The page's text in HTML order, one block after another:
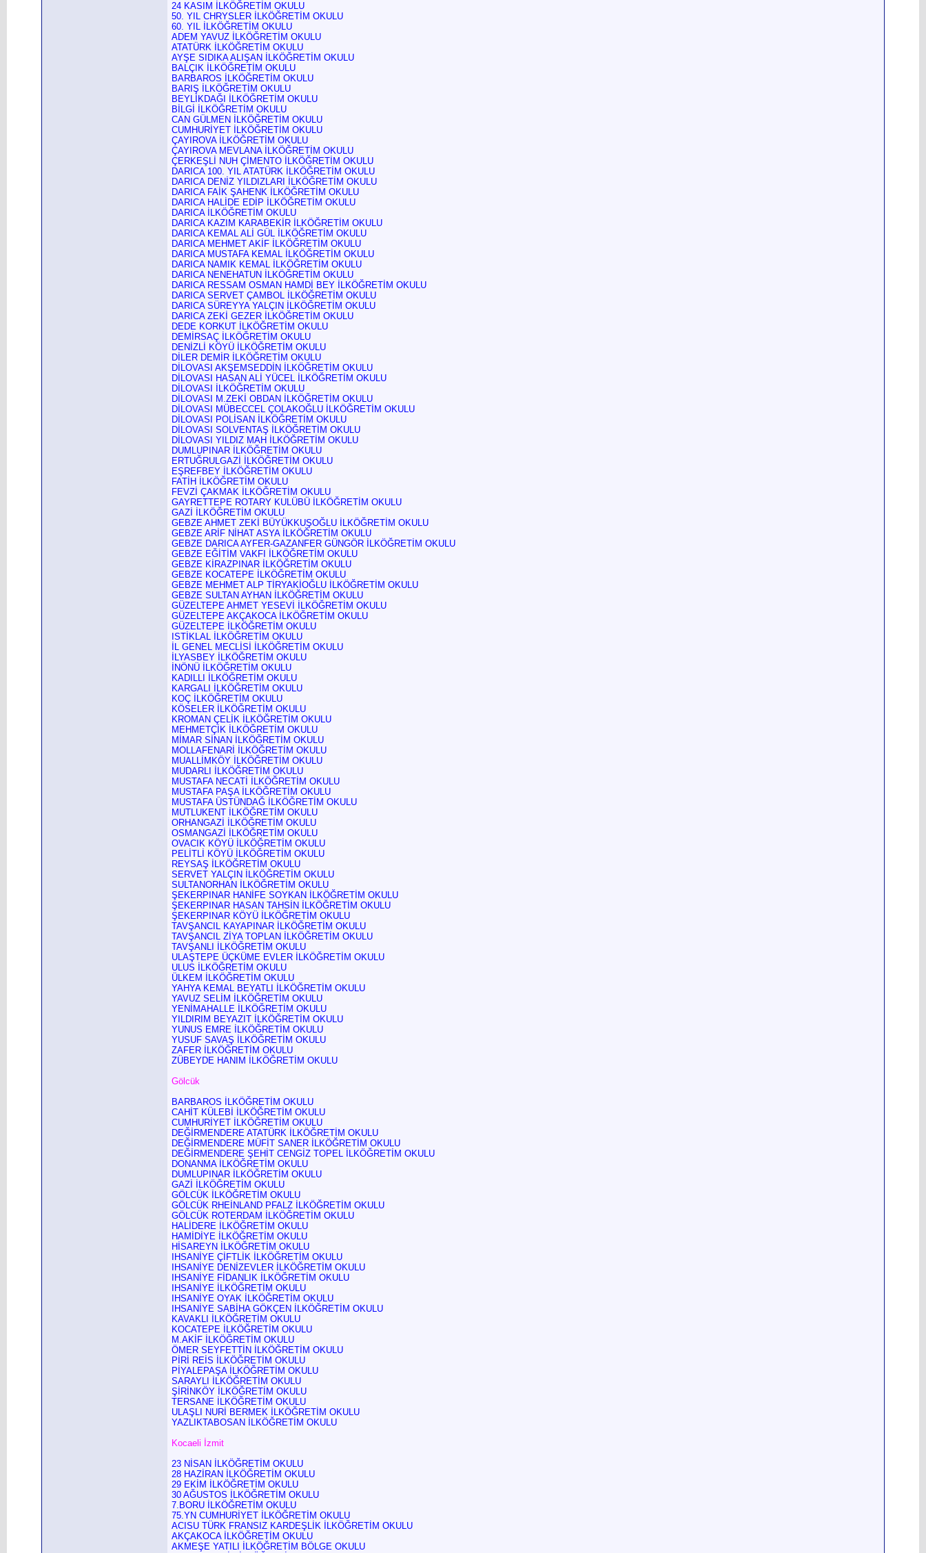
24 KASIM İLKÖĞRETİM OKULU
50. YIL CHRYSLER İLKÖĞRETİM OKULU
60. YIL İLKÖĞRETİM OKULU
ADEM YAVUZ İLKÖĞRETİM OKULU
ATATÜRK İLKÖĞRETİM OKULU
AYŞE SIDIKA ALIŞAN İLKÖĞRETİM OKULU
BALÇIK İLKÖĞRETİM OKULU
BARBAROS İLKÖĞRETİM OKULU
BARIŞ İLKÖĞRETİM OKULU
BEYLİKDAĞI İLKÖĞRETİM OKULU
BİLGİ İLKÖĞRETİM OKULU
CAN GÜLMEN İLKÖĞRETİM OKULU
CUMHURİYET İLKÖĞRETİM OKULU
ÇAYIROVA İLKÖĞRETİM OKULU
ÇAYIROVA MEVLANA İLKÖĞRETİM OKULU
ÇERKEŞLİ NUH ÇİMENTO İLKÖĞRETİM OKULU
DARICA 100. YIL ATATÜRK İLKÖĞRETİM OKULU
DARICA DENİZ YILDIZLARI İLKÖĞRETİM OKULU
DARICA FAİK ŞAHENK İLKÖĞRETİM OKULU
DARICA HALİDE EDİP İLKÖĞRETİM OKULU
DARICA İLKÖĞRETİM OKULU
DARICA KAZIM KARABEKİR İLKÖĞRETİM OKULU
DARICA KEMAL ALİ GÜL İLKÖĞRETİM OKULU
DARICA MEHMET AKİF İLKÖĞRETİM OKULU
DARICA MUSTAFA KEMAL İLKÖĞRETİM OKULU
DARICA NAMIK KEMAL İLKÖĞRETİM OKULU
DARICA NENEHATUN İLKÖĞRETİM OKULU
DARICA RESSAM OSMAN HAMDİ BEY İLKÖĞRETİM OKULU
DARICA SERVET ÇAMBOL İLKÖĞRETİM OKULU
DARICA SÜREYYA YALÇIN İLKÖĞRETİM OKULU
DARICA ZEKİ GEZER İLKÖĞRETİM OKULU
DEDE KORKUT İLKÖĞRETİM OKULU
DEMİRSAÇ İLKÖĞRETİM OKULU
DENİZLİ KÖYÜ İLKÖĞRETİM OKULU
DİLER DEMİR İLKÖĞRETİM OKULU
DİLOVASI AKŞEMSEDDİN İLKÖĞRETİM OKULU
DİLOVASI HASAN ALİ YÜCEL İLKÖĞRETİM OKULU
DİLOVASI İLKÖĞRETİM OKULU
DİLOVASI M.ZEKİ OBDAN İLKÖĞRETİM OKULU
DİLOVASI MÜBECCEL ÇOLAKOĞLU İLKÖĞRETİM OKULU
DİLOVASI POLİSAN İLKÖĞRETİM OKULU
DİLOVASI SOLVENTAŞ İLKÖĞRETİM OKULU
DİLOVASI YILDIZ MAH İLKÖĞRETİM OKULU
DUMLUPINAR İLKÖĞRETİM OKULU
ERTUĞRULGAZİ İLKÖĞRETİM OKULU
EŞREFBEY İLKÖĞRETİM OKULU
FATİH İLKÖĞRETİM OKULU
FEVZİ ÇAKMAK İLKÖĞRETİM OKULU
GAYRETTEPE ROTARY KULÜBÜ İLKÖĞRETİM OKULU
GAZİ İLKÖĞRETİM OKULU
GEBZE AHMET ZEKİ BÜYÜKKUŞOĞLU İLKÖĞRETİM OKULU
GEBZE ARİF NİHAT ASYA İLKÖĞRETİM OKULU
GEBZE DARICA AYFER-GAZANFER GÜNGÖR İLKÖĞRETİM OKULU
GEBZE EĞİTİM VAKFI İLKÖĞRETİM OKULU
GEBZE KİRAZPINAR İLKÖĞRETİM OKULU
GEBZE KOCATEPE İLKÖĞRETİM OKULU
GEBZE MEHMET ALP TİRYAKİOĞLU İLKÖĞRETİM OKULU
GEBZE SULTAN AYHAN İLKÖĞRETİM OKULU
GÜZELTEPE AHMET YESEVİ İLKÖĞRETİM OKULU
GÜZELTEPE AKÇAKOCA İLKÖĞRETİM OKULU
GÜZELTEPE İLKÖĞRETİM OKULU
ISTİKLAL İLKÖĞRETİM OKULU
İL GENEL MECLİSİ İLKÖĞRETİM OKULU
İLYASBEY İLKÖĞRETİM OKULU
İNÖNÜ İLKÖĞRETİM OKULU
KADILLI İLKÖĞRETİM OKULU
KARGALI İLKÖĞRETİM OKULU
KOÇ İLKÖĞRETİM OKULU
KÖSELER İLKÖĞRETİM OKULU
KROMAN ÇELİK İLKÖĞRETİM OKULU
MEHMETÇİK İLKÖĞRETİM OKULU
MİMAR SİNAN İLKÖĞRETİM OKULU
MOLLAFENARİ İLKÖĞRETİM OKULU
MUALLİMKÖY İLKÖĞRETİM OKULU
MUDARLI İLKÖĞRETİM OKULU
MUSTAFA NECATİ İLKÖĞRETİM OKULU
MUSTAFA PAŞA İLKÖĞRETİM OKULU
MUSTAFA ÜSTÜNDAĞ İLKÖĞRETİM OKULU
MUTLUKENT İLKÖĞRETİM OKULU
ORHANGAZİ İLKÖĞRETİM OKULU
OSMANGAZİ İLKÖĞRETİM OKULU
OVACIK KÖYÜ İLKÖĞRETİM OKULU
PELİTLİ KÖYÜ İLKÖĞRETİM OKULU
REYSAŞ İLKÖĞRETİM OKULU
SERVET YALÇIN İLKÖĞRETİM OKULU
SULTANORHAN İLKÖĞRETİM OKULU
ŞEKERPINAR HANİFE SOYKAN İLKÖĞRETİM OKULU
ŞEKERPINAR HASAN TAHSİN İLKÖĞRETİM OKULU
ŞEKERPINAR KÖYÜ İLKÖĞRETİM OKULU
TAVŞANCIL KAYAPINAR İLKÖĞRETİM OKULU
TAVŞANCIL ZİYA TOPLAN İLKÖĞRETİM OKULU
TAVŞANLI İLKÖĞRETİM OKULU
ULAŞTEPE ÜÇKÜME EVLER İLKÖĞRETİM OKULU
ULUS İLKÖĞRETİM OKULU
ÜLKEM İLKÖĞRETİM OKULU
YAHYA KEMAL BEYATLI İLKÖĞRETİM OKULU
YAVUZ SELİM İLKÖĞRETİM OKULU
YENİMAHALLE İLKÖĞRETİM OKULU
YILDIRIM BEYAZIT İLKÖĞRETİM OKULU
YUNUS EMRE İLKÖĞRETİM OKULU
YUSUF SAVAŞ İLKÖĞRETİM OKULU
ZAFER İLKÖĞRETİM OKULU
ZÜBEYDE HANIM İLKÖĞRETİM OKULU
Gölcük
BARBAROS İLKÖĞRETİM OKULU
CAHİT KÜLEBİ İLKÖĞRETİM OKULU
CUMHURİYET İLKÖĞRETİM OKULU
DEĞİRMENDERE ATATÜRK İLKÖĞRETİM OKULU
DEĞİRMENDERE MÜFİT SANER İLKÖĞRETİM OKULU
DEĞİRMENDERE ŞEHİT CENGİZ TOPEL İLKÖĞRETİM OKULU
DONANMA İLKÖĞRETİM OKULU
DUMLUPINAR İLKÖĞRETİM OKULU
GAZİ İLKÖĞRETİM OKULU
GÖLCÜK İLKÖĞRETİM OKULU
GÖLCÜK RHEİNLAND PFALZ İLKÖĞRETİM OKULU
GÖLCÜK ROTERDAM İLKÖĞRETİM OKULU
HALİDERE İLKÖĞRETİM OKULU
HAMİDİYE İLKÖĞRETİM OKULU
HİSAREYN İLKÖĞRETİM OKULU
IHSANİYE ÇİFTLİK İLKÖĞRETİM OKULU
IHSANİYE DENİZEVLER İLKÖĞRETİM OKULU
IHSANİYE FİDANLIK İLKÖĞRETİM OKULU
IHSANİYE İLKÖĞRETİM OKULU
IHSANİYE OYAK İLKÖĞRETİM OKULU
IHSANİYE SABİHA GÖKÇEN İLKÖĞRETİM OKULU
KAVAKLI İLKÖĞRETİM OKULU
KOCATEPE İLKÖĞRETİM OKULU
M.AKİF İLKÖĞRETİM OKULU
ÖMER SEYFETTİN İLKÖĞRETİM OKULU
PİRİ REİS İLKÖĞRETİM OKULU
PİYALEPAŞA İLKÖĞRETİM OKULU
SARAYLI İLKÖĞRETİM OKULU
ŞİRİNKÖY İLKÖĞRETİM OKULU
TERSANE İLKÖĞRETİM OKULU
ULAŞLI NURİ
BERMEK İLKÖĞRETİM OKULU
YAZLIKTABOSAN İLKÖĞRETİM OKULU
Kocaeli İzmit
23 NİSAN İLKÖĞRETİM OKULU
28 HAZİRAN İLKÖĞRETİM OKULU
29 EKİM İLKÖĞRETİM OKULU
30 AĞUSTOS İLKÖĞRETİM OKULU
7.BORU İLKÖĞRETİM OKULU
75.YN CUMHURİYET İLKÖĞRETİM OKULU
ACISU TÜRK FRANSIZ KARDEŞLİK İLKÖĞRETİM OKULU
AKÇAKOCA İLKÖĞRETİM OKULU
AKMEŞE YATILI İLKÖĞRETİM BÖLGE OKULU